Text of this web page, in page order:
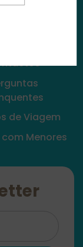
de Viagem
Menores